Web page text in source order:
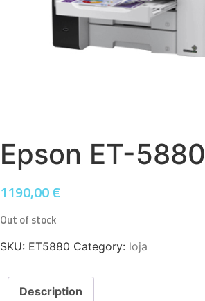
Epson ET-5880
1190,00€
Out of stock
SKU: ET5880 Category: loja
Description